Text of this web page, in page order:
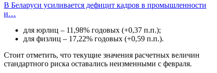
В Беларуси усиливается дефицит кадров в промышленности
и…
для юрлиц – 11,98% годовых (+0,37 п.п.);
для физлиц – 17,22% годовых (+0,59 п.п.).
Стоит отметить, что текущие значения расчетных величин
стандартного риска оставались неизменными с февраля.